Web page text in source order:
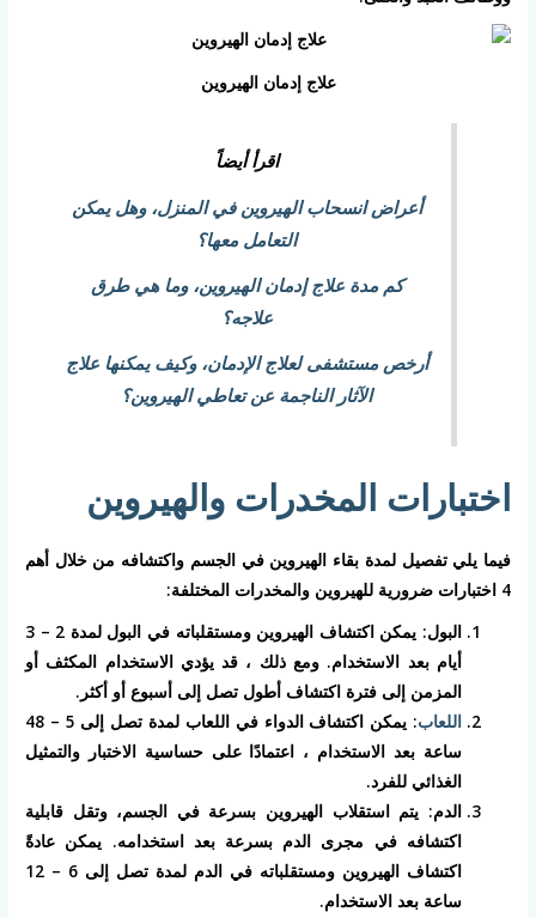
علاج إدمان الهيروين
اقرأ أيضاً
أعراض انسحاب الهيروين في المنزل، وهل يمكن
التعامل معها؟
كم مدة علاج إدمان الهيروين، وما هي طرق
علاجه؟
أرخص مستشفى لعلاج الإدمان، وكيف يمكنها علاج
الآثار الناجمة عن تعاطي الهيروين؟
اختبارات المخدرات والهيروين
فيما يلي تفصيل لمدة بقاء الهيروين في الجسم واكتشافه من خلال أهم
4 اختبارات ضرورية للهيروين والمخدرات المختلفة:
البول: يمكن اكتشاف الهيروين ومستقلباته في البول لمدة 2 – 3
أيام بعد الاستخدام. ومع ذلك ، قد يؤدي الاستخدام المكثف أو
المزمن إلى فترة اكتشاف أطول تصل إلى أسبوع أو أكثر.
اللعاب
: يمكن اكتشاف الدواء في اللعاب لمدة تصل إلى 5 – 48
ساعة بعد الاستخدام ، اعتمادًا على حساسية الاختبار والتمثيل
الغذائي للفرد.
الدم: يتم استقلاب الهيروين بسرعة في الجسم، وتقل قابلية
اكتشافه في مجرى الدم بسرعة بعد استخدامه. يمكن عادةً
اكتشاف الهيروين ومستقلباته في الدم لمدة تصل إلى 6 – 12
ساعة بعد الاستخدام.